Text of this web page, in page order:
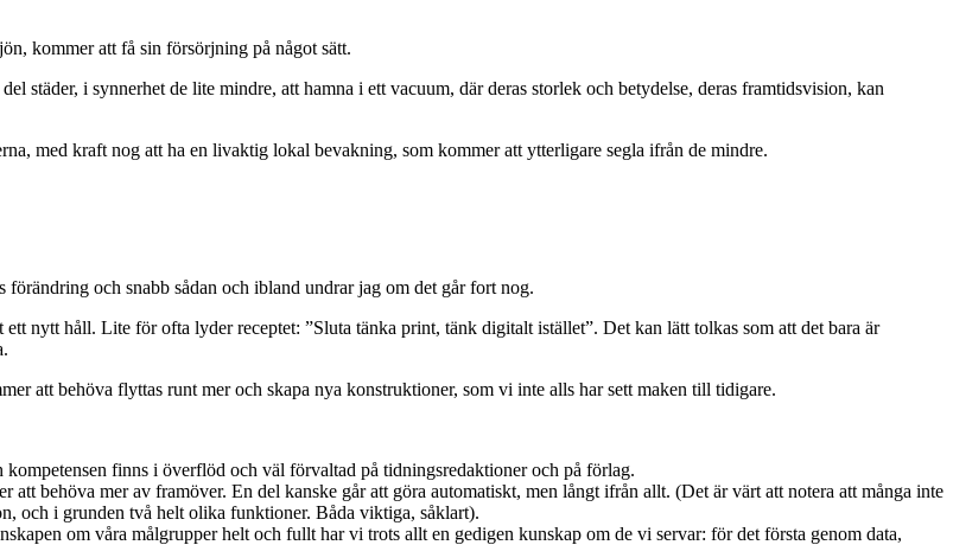
kommer att få sin försörjning på något sätt.
städer, i synnerhet de lite mindre, att hamna i ett vacuum, där deras storlek och betydelse, deras framtidsvision, kan
med kraft nog att ha en livaktig lokal bevakning, som kommer att ytterligare segla ifrån de mindre.
och snabb sådan och ibland undrar jag om det går fort nog.
nytt håll. Lite för ofta lyder receptet: ”Sluta tänka print, tänk digitalt istället”. Det kan lätt tolkas som att det bara är
att behöva flyttas runt mer och skapa nya konstruktioner, som vi inte alls har sett maken till tidigare.
finns i överflöd och väl förvaltad på tidningsredaktioner och på förlag.
att behöva mer av framöver. En del kanske går att göra automatiskt, men långt ifrån allt. (Det är värt att notera att många inte
och i grunden två helt olika funktioner. Båda viktiga, såklart).
om våra målgrupper helt och fullt har vi trots allt en gedigen kunskap om de vi servar: för det första genom data,